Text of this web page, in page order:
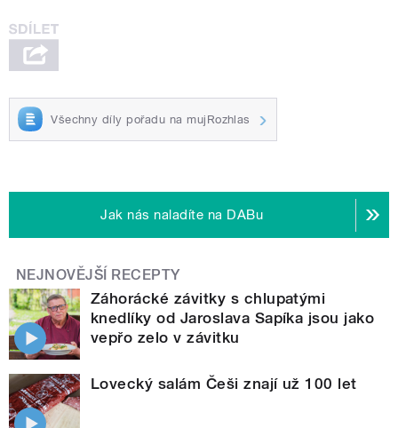
Všechny díly pořadu na mujRozhlas
Jak nás naladíte na DABu
NEJNOVĚJŠÍ RECEPTY
Záhorácké závitky s chlupatými
knedlíky od Jaroslava Sapíka jsou jako
vepřo zelo v závitku
Lovecký salám Češi znají už 100 let